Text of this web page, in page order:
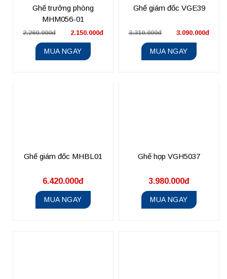
Ghế trưởng phòng
MHM056-01
2.260.000đ 2.150.000đ
MUA NGAY
Ghế giám đốc VGE39
3.310.000đ 3.090.000đ
MUA NGAY
Ghế giám đốc MHBL01
6.420.000đ
MUA NGAY
Ghế họp VGH5037
3.980.000đ
MUA NGAY